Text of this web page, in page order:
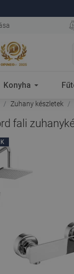
Konyha
Zuhany készletek
fali